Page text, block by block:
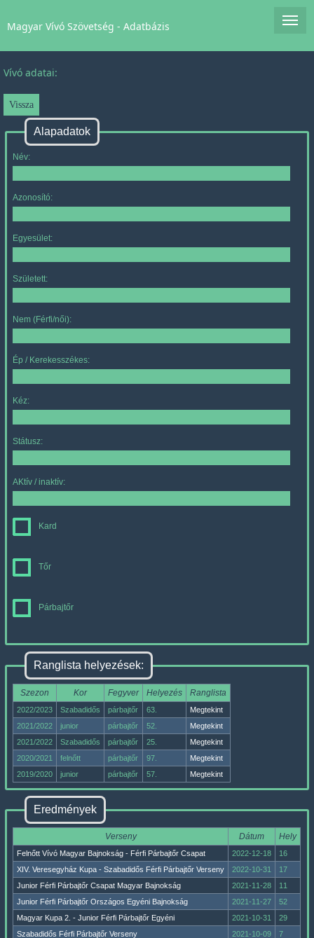
Magyar Vívó Szövetség - Adatbázis
Vívó adatai:
Alapadatok
Név:
Azonosító:
Egyesület:
Született:
Nem (Férfi/női):
Ép / Kerekesszékes:
Kéz:
Státusz:
AKtív / inaktív:
Kard
Tőr
Párbajtőr
Ranglista helyezések:
Szezon Kor Fegyver Helyezés Ranglista
2022/2023 Szabadidős párbajtőr 63.
Megtekint
2021/2022
junior párbajtőr 52.
Megtekint
2021/2022
Szabadidős párbajtőr 25.
Megtekint
2020/2021
felnőtt párbajtőr 97.
Megtekint
2019/2020
junior párbajtőr 57. Megtekint
Eredmények
Verseny Dátum Hely
Felnőtt Vívó Magyar Bajnokság - Férfi Párbajtőr Csapat 2022-12-18
16
XIV. Veresegyház Kupa - Szabadidős Férfi Párbajtőr Verseny
2022-10-31
17
Junior Férfi Párbajtőr Csapat Magyar Bajnokság
2021-11-28
11
Junior Férfi Párbajtőr Országos Egyéni Bajnokság
2021-11-27
52
Magyar Kupa 2. - Junior Férfi Párbajtőr Egyéni
2021-10-31
29
Szabadidős Férfi Párbajtőr Verseny
2021-10-09
7